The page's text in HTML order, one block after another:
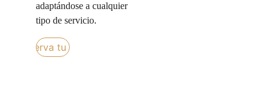
Reserva tu sala
adaptándose a cualquier
tipo de servicio.